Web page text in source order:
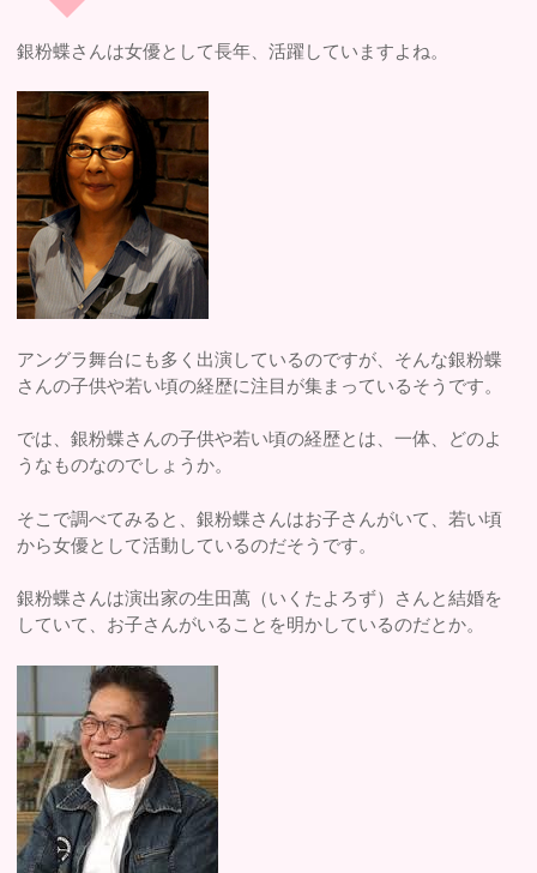
銀粉蝶さんは女優として長年、活躍していますよね。
アングラ舞台にも多く出演しているのですが、そんな銀粉蝶
さんの子供や若い頃の経歴に注目が集まっているそうです。
では、銀粉蝶さんの子供や若い頃の経歴とは、一体、どのよ
うなものなのでしょうか。
そこで調べてみると、銀粉蝶さんはお子さんがいて、若い頃
から女優として活動しているのだそうです。
銀粉蝶さんは演出家の生田萬（いくたよろず）さんと結婚を
していて、お子さんがいることを明かしているのだとか。